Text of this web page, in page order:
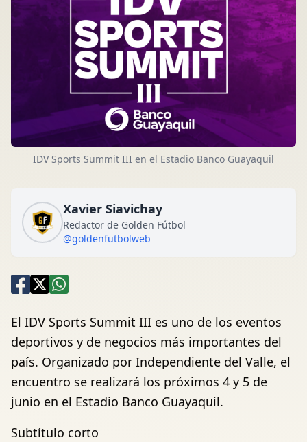
IDV Sports Summit III en el Estadio Banco Guayaquil
Xavier Siavichay
Redactor de Golden Fútbol
@goldenfutbolweb
El IDV Sports Summit III es uno de los eventos
deportivos y de negocios más importantes del
país. Organizado por Independiente del Valle, el
encuentro se realizará los próximos 4 y 5 de
junio en el Estadio Banco Guayaquil.
Subtítulo corto